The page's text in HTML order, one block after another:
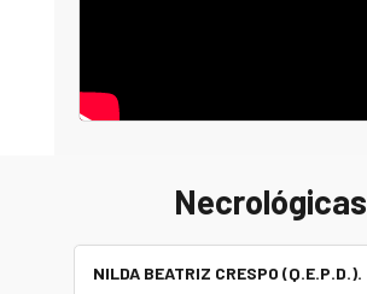
Necrológicas
NILDA BEATRIZ CRESPO (Q.E.P.D.).